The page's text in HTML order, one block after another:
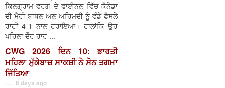
ਕਿਲੋਗ੍ਰਾਮ ਵਰਗ ਦੇ ਫਾਈਨਲ ਵਿੱਚ ਕੈਨੇਡਾ
ਦੀ ਮੈਰੀ ਬਾਥਲ ਅਲ-ਅਹਿਮਦੀ ਨੂੰ ਵੰਡੇ ਫੈਸਲੇ
ਰਾਹੀਂ 4-1 ਨਾਲ ਹਰਾਇਆ। ਹਾਲਾਂਕਿ ਉਹ
ਪਹਿਲਾ ਦੌਰ ਹਾਰ ...
CWG 2026 ਦਿਨ 10: ਭਾਰਤੀ
ਮਹਿਲਾ ਮੁੱਕੇਬਾਜ਼ ਸਾਕਸ਼ੀ ਨੇ ਸੋਨ ਤਗਮਾ
ਜਿੱਤਿਆ
. . . 6 days ago